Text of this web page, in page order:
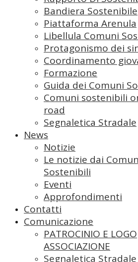
Bandiera Sostenibile
Piattaforma Arenula
Libellula Comuni
Protagonismo dei
Coordinamento
Formazione
Guida dei Comuni
Comuni sostenibili
road
Segnaletica Stradale
News
Notizie
Le notizie dai
Sostenibili
Eventi
Approfondimenti
Contatti
Comunicazione
PATROCINIO E LOGO
ASSOCIAZIONE
Segnaletica